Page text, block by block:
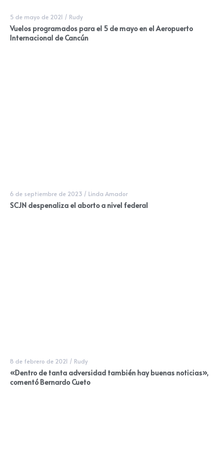
5 de mayo de 2021 / Rudy
Vuelos programados para el 5 de mayo en el Aeropuerto
Internacional de Cancún
6 de septiembre de 2023 / Linda Amador
SCJN despenaliza el aborto a nivel federal
8 de febrero de 2021 / Rudy
«Dentro de tanta adversidad también hay buenas noticias»,
comentó Bernardo Cueto